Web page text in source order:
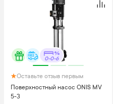
0-0-6
Оставьте отзыв первым
Поверхностный насос ONIS MV
5-3